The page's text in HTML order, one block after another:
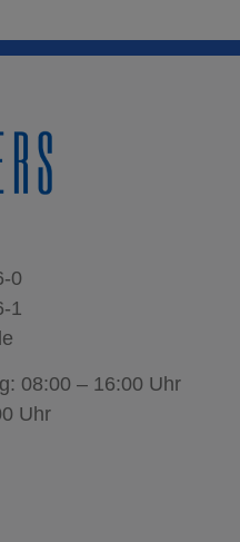
0
1
08:00 – 16:00 Uhr
Uhr